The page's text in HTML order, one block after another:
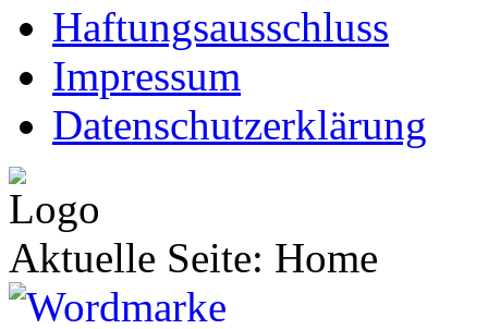
Haftungsausschluss
Impressum
Datenschutzerklärung
Aktuelle Seite: Home